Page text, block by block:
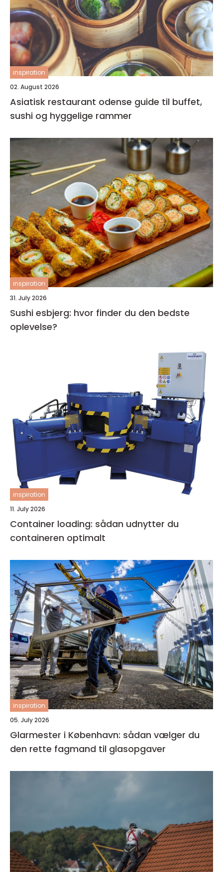
inspiration
02. August 2026
Asiatisk restaurant odense guide til buffet,
sushi og hyggelige rammer
inspiration
31. July 2026
Sushi esbjerg: hvor finder du den bedste
oplevelse?
inspiration
11. July 2026
Container loading: sådan udnytter du
containeren optimalt
inspiration
05. July 2026
Glarmester i København: sådan vælger du
den rette fagmand til glasopgaver